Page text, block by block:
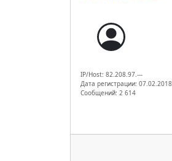
IP/Host: 82.208.97.---
Дата регистрации: 07.02.2018
Сообщений: 2 614